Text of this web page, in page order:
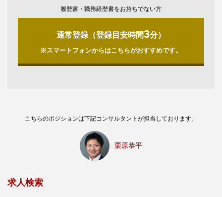
履歴書・職務経歴書をお持ちでない方
通常登録（登録目安時間3分）
※スマートフォンからはこちらがおすすめです。
こちらのポジションは下記コンサルタントが担当しております。
栗原恭平
求人検索